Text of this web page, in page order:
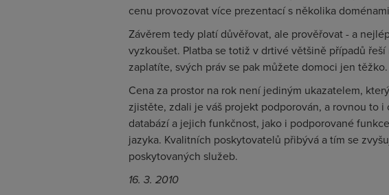
cenu provozovat více prezentací s několika
Závěrem tedy platí důvěřovat, ale prověřovat - a
vyzkoušet. Platba se totiž v drtivé většině případů
zaplatíte, svých práv se pak můžete domoci jen těžko.
Cena za prostor na rok není jediným ukazatelem,
zjistěte, zdali je váš projekt podporován, a rovnou to
databází a jejich funkčnost, jako i podporované
jazyka. Kvalitních poskytovatelů přibývá a tím se
poskytovaných služeb.
16. 3. 2010